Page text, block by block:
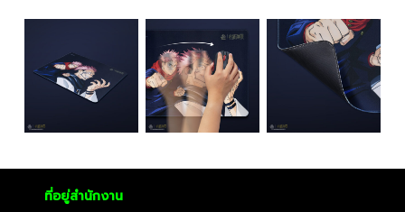
ที่อยู่สำนักงาน